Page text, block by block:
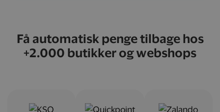
Få automatisk penge tilbage hos
+2.000 butikker og webshops